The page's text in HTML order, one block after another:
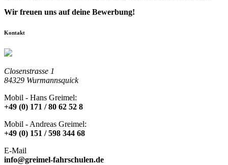
Wir freuen uns auf deine Bewerbung!
Kontakt
Closenstrasse 1
84329 Wurmannsquick
Mobil - Hans Greimel:
+49 (0) 171 / 80 62 52 8
Mobil - Andreas Greimel:
+49 (0) 151 / 598 344 68
E-Mail
info@greimel-fahrschulen.de